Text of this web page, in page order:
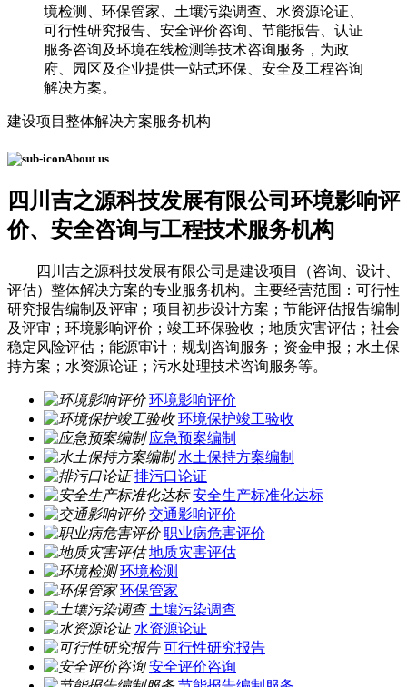
建设项目整体解决方案服务机构
About us
四川吉之源科技发展有限公司环境影响评
价、安全咨询与工程技术服务机构
四川吉之源科技发展有限公司是建设项目（咨询、设计、
评估）整体解决方案的专业服务机构。主要经营范围：可行性
研究报告编制及评审；项目初步设计方案；节能评估报告编制
及评审；环境影响评价；竣工环保验收；地质灾害评估；社会
稳定风险评估；能源审计；规划咨询服务；资金申报；水土保
持方案；水资源论证；污水处理技术咨询服务等。
环境影响评价
环境保护竣工验收
应急预案编制
水土保持方案编制
排污口论证
安全生产标准化达标
交通影响评价
职业病危害评价
地质灾害评估
环境检测
环保管家
土壤污染调查
水资源论证
可行性研究报告
安全评价咨询